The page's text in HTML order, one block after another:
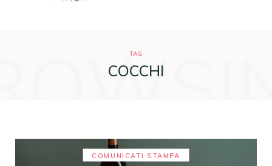
TAG
COCCHI
COMUNICATI STAMPA